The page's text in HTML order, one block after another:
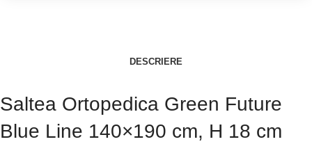
DESCRIERE
Saltea Ortopedica Green Future
Blue Line 140×190 cm, H 18 cm